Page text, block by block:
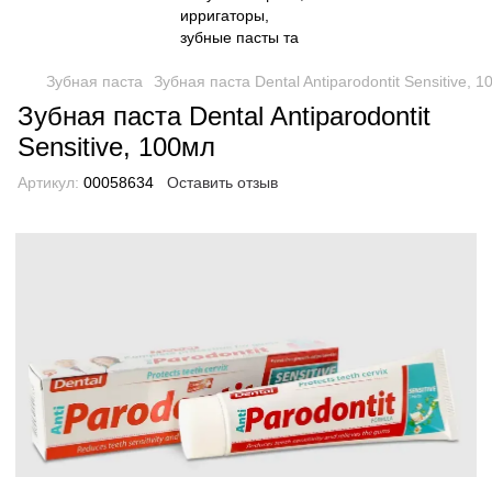
Зубная паста Зубная паста Dental Antiparodontit Sensitive,
Зубная паста Dental Antiparodontit
Sensitive, 100мл
Артикул: 00058634 Оставить отзыв